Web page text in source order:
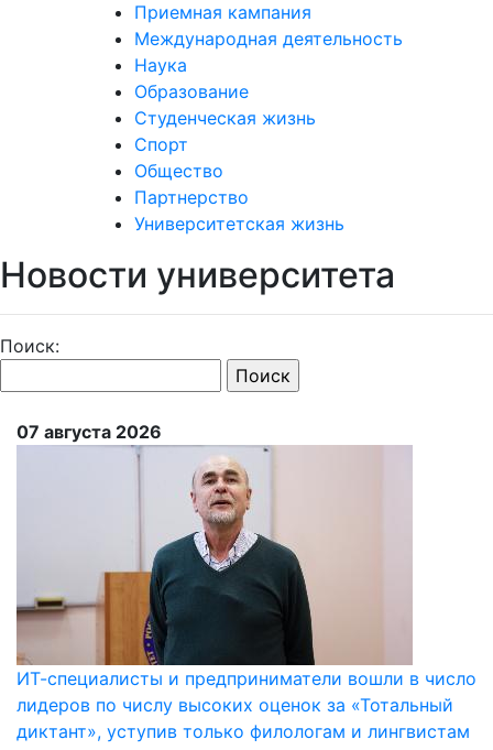
Приемная кампания
Международная деятельность
Наука
Образование
Студенческая жизнь
Спорт
Общество
Партнерство
Университетская жизнь
Новости университета
Поиск:
07 августа 2026
ИТ-специалисты и предприниматели вошли в число
лидеров по числу высоких оценок за «Тотальный
диктант», уступив только филологам и лингвистам